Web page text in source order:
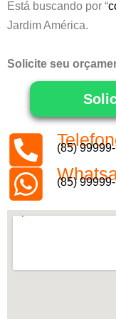
Está buscando por “
Jardim América.
Solicite seu
(85)
(85)